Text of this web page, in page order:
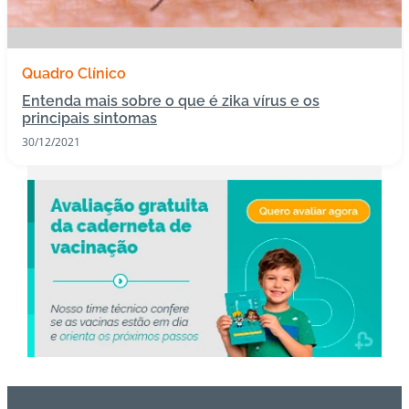
s
m
u
n
o
ó
gi
c
o
Pl
n
Quadro Clínico
Entenda mais sobre o que é zika vírus e os
principais sintomas
30/12/2021